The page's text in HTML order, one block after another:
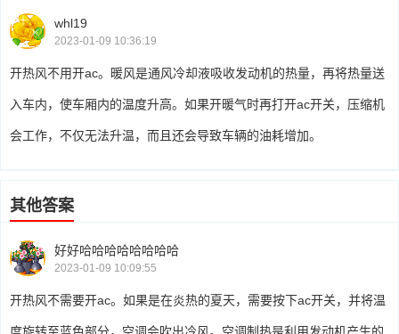
whl19
2023-01-09 10:36:19
开热风不用开ac。暖风是通风冷却液吸收发动机的热量，再将热量送
入车内，使车厢内的温度升高。如果开暖气时再打开ac开关，压缩机
会工作，不仅无法升温，而且还会导致车辆的油耗增加。
其他答案
好好哈哈哈哈哈哈哈哈
2023-01-09 10:09:55
开热风不需要开ac。如果是在炎热的夏天，需要按下ac开关，并将温